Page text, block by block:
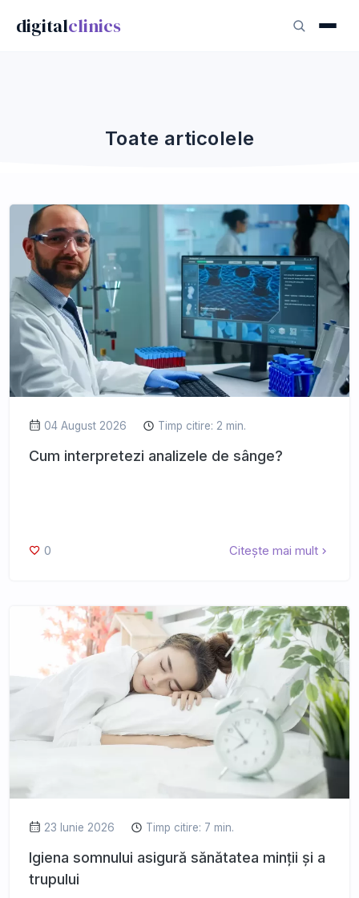
digitalclinics
Toate articolele
04 August 2026 Timp citire: 2 min.
Cum interpretezi analizele de sânge?
0 Citește mai mult
23 Iunie 2026 Timp citire: 7 min.
Igiena somnului asigură sănătatea minții și a
trupului